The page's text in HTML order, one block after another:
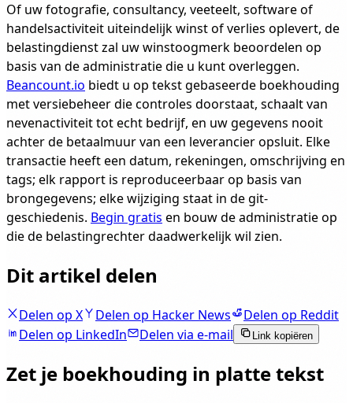
Of uw fotografie, consultancy, veeteelt, software of
handelsactiviteit uiteindelijk winst of verlies oplevert, de
belastingdienst zal uw winstoogmerk beoordelen op
basis van de administratie die u kunt overleggen.
Beancount.io biedt u op tekst gebaseerde boekhouding
met versiebeheer die controles doorstaat, schaalt van
nevenactiviteit tot echt bedrijf, en uw gegevens nooit
achter de betaalmuur van een leverancier opsluit. Elke
transactie heeft een datum, rekeningen, omschrijving en
tags; elk rapport is reproduceerbaar op basis van
brongegevens; elke wijziging staat in de git-
geschiedenis. Begin gratis en bouw de administratie op
die de belastingrechter daadwerkelijk wil zien.
Dit artikel delen
Delen op X Delen op Hacker News
Delen op Reddit
Delen op LinkedIn
Delen via e-mail Link kopiëren
Zet je boekhouding in platte tekst